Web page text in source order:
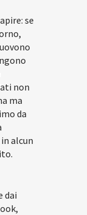
se
non
ma
da
alcun
dai